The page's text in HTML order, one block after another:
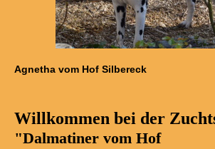
Agnetha vom Hof Silbereck
Willkommen bei der
"Dalmatiner vom Hof